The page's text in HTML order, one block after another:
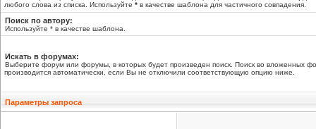
любого слова из списка. Используйте * в качестве шаблона для частичного совпадения.
Поиск по автору:
Используйте * в качестве шаблона.
Искать в форумах:
Выберите форум или форумы, в которых будет произведен поиск. Поиск во вложенных
производится автоматически, если Вы не отключили соответствующую опцию ниже.
Параметры запроса